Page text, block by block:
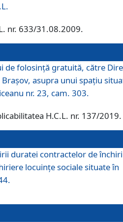
nr. 633/31.08.2009.
de folosinţă gratuită, către
asupra unui spaţiu
nr. 23, cam. 303.
H.C.L. nr. 137/2019.
duratei contractelor de
locuinţe sociale situate în